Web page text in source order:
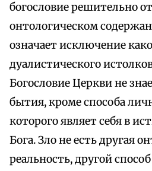
богословие решительно
онтологическом
означает исключение
дуалистического
Богословие Церкви не
бытия, кроме способа
которого являет себя в
Бога. Зло не есть другая
реальность, другой